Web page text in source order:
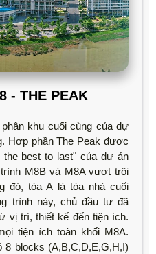
- THE PEAK
khu cuối cùng của dự
Hợp phần The Peak được
the best to last" của dự án
M8B và M8A vượt trội
đó, tòa A là tòa nhà cuối
trình này, chủ đầu tư đã
vị trí, thiết kế đến tiện ích.
tiện ích toàn khối M8A.
blocks (A,B,C,D,E,G,H,I)